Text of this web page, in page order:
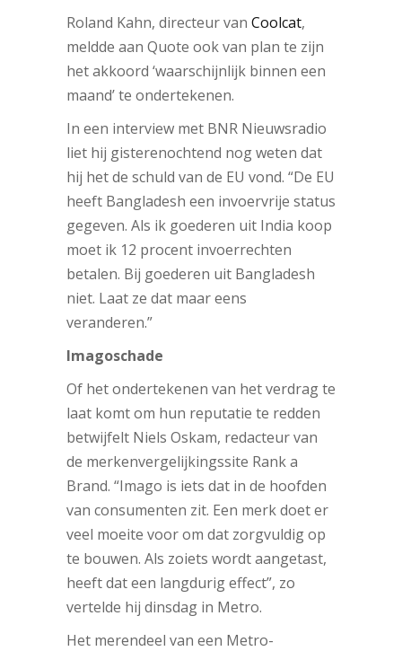
Roland Kahn, directeur van Coolcat,
meldde aan Quote ook van plan te zijn
het akkoord ‘waarschijnlijk binnen een
maand’ te ondertekenen.
In een interview met BNR Nieuwsradio
liet hij gisterenochtend nog weten dat
hij het de schuld van de EU vond. “De EU
heeft Bangladesh een invoervrije status
gegeven. Als ik goederen uit India koop
moet ik 12 procent invoerrechten
betalen. Bij goederen uit Bangladesh
niet. Laat ze dat maar eens
veranderen.”
Imagoschade
Of het ondertekenen van het verdrag te
laat komt om hun reputatie te redden
betwijfelt Niels Oskam, redacteur van
de merkenvergelijkingssite Rank a
Brand. “Imago is iets dat in de hoofden
van consumenten zit. Een merk doet er
veel moeite voor om dat zorgvuldig op
te bouwen. Als zoiets wordt aangetast,
heeft dat een langdurig effect”, zo
vertelde hij dinsdag in Metro.
Het merendeel van een Metro-